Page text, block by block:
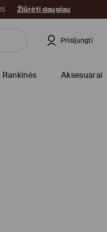
Žiūrėti daugiau
Prisijungti
Rankinės Aksesuarai